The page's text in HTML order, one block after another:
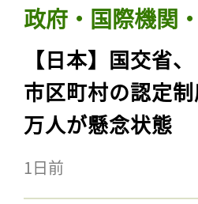
政府・国際機関
【日本】国交省
市区町村の認定
万人が懸念状態
1日前